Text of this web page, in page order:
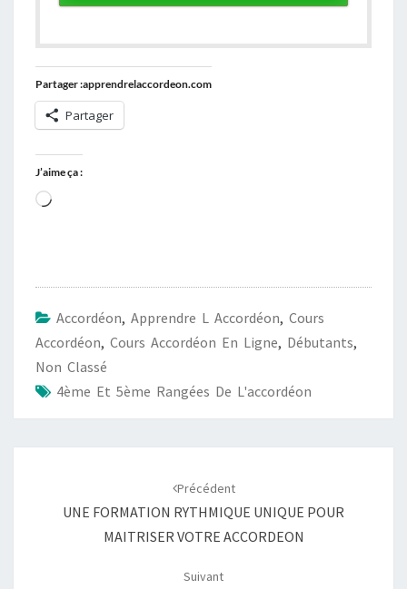
Partager :apprendrelaccordeon.com
Partager
J’aime ça :
Chargement…
Accordéon, Apprendre L Accordéon, Cours
Accordéon, Cours Accordéon En Ligne, Débutants,
Non Classé
4ème Et 5ème Rangées De L'accordéon
Précédent
UNE FORMATION RYTHMIQUE UNIQUE POUR
MAITRISER VOTRE ACCORDEON
Suivant